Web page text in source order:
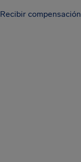
Recibir compensación